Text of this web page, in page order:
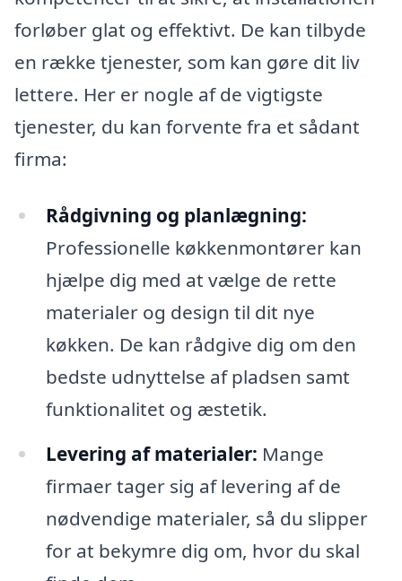
forløber glat og effektivt. De kan tilbyde
en række tjenester, som kan gøre dit liv
lettere. Her er nogle af de vigtigste
tjenester, du kan forvente fra et sådant
firma:
Rådgivning og planlægning:
Professionelle køkkenmontører kan
hjælpe dig med at vælge de rette
materialer og design til dit nye
køkken. De kan rådgive dig om den
bedste udnyttelse af pladsen samt
funktionalitet og æstetik.
Levering af materialer: Mange
firmaer tager sig af levering af de
nødvendige materialer, så du slipper
for at bekymre dig om, hvor du skal